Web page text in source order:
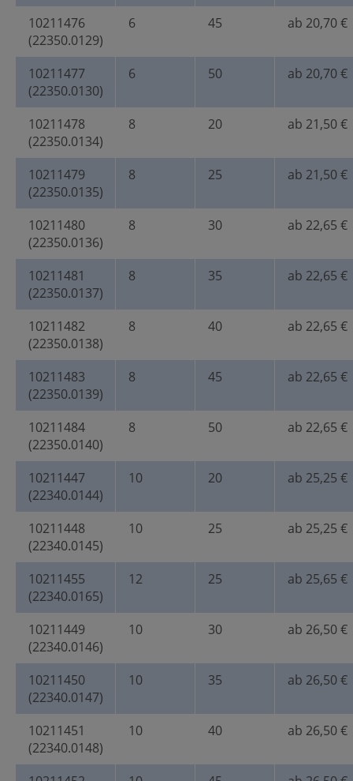
10211476
(22350.0129)
6 45 ab 20,70 €
10211477
(22350.0130)
6 50 ab 20,70 €
10211478
(22350.0134)
8 20 ab 21,50 €
10211479
(22350.0135)
8 25 ab 21,50 €
10211480
(22350.0136)
8 30 ab 22,65 €
10211481
(22350.0137)
8 35 ab 22,65 €
10211482
(22350.0138)
8 40 ab 22,65 €
10211483
(22350.0139)
8 45 ab 22,65 €
10211484
(22350.0140)
8 50 ab 22,65 €
10211447
(22340.0144)
10 20 ab 25,25 €
10211448
(22340.0145)
10 25 ab 25,25 €
10211455
(22340.0165)
12 25 ab 25,65 €
10211449
(22340.0146)
10 30 ab 26,50 €
10211450
(22340.0147)
10 35 ab 26,50 €
10211451
(22340.0148)
10 40 ab 26,50 €